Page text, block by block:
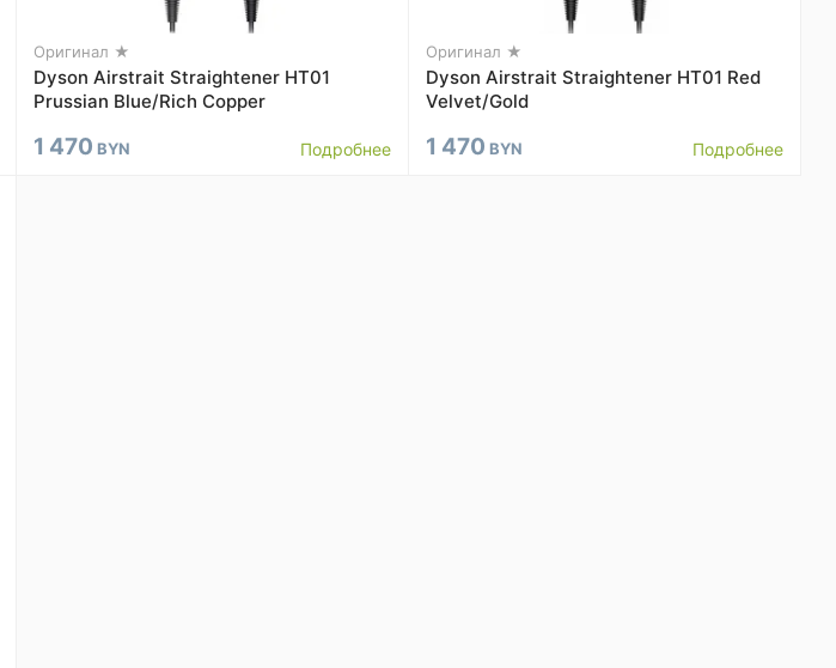
Оригинал ★
Dyson Airstrait Straightener HT01
Prussian Blue/Rich Copper
1 470 BYN Подробнее
Оригинал ★
Dyson Airstrait Straightener HT01 Red
Velvet/Gold
1 470 BYN Подробнее